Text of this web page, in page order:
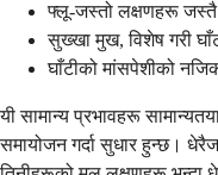
फ्लू-जस्तो लक्षणहरू जस्तै
सुख्खा मुख, विशेष गरी
घाँटीको मांसपेशीको
यी सामान्य प्रभावहरू
समायोजन गर्दा सुधार हुन्छ।